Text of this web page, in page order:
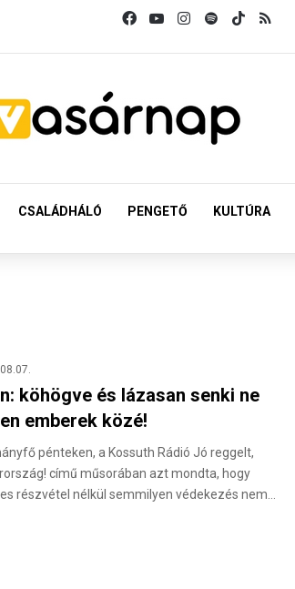
FacebookYouTubeInstagram
SpotifyTikTok
CSALÁDHÁLÓ PENGETŐ KULTÚRA
köhögve és lázasan senki ne
emberek közé!
pénteken, a Kossuth Rádió Jó reggelt,
című műsorában azt mondta, hogy
részvétel nélkül semmilyen védekezés nem…